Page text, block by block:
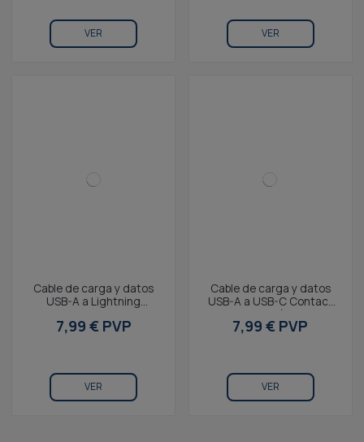
VER VER
Cable de carga y datos
USB-A a Lightning
rápida, 1 m, Azul
7,99 € PVP
VER
Cable de carga y datos
USB-A a USB-C Contact
20 W, Carga rápida, 1 m,
azul
7,99 € PVP
VER